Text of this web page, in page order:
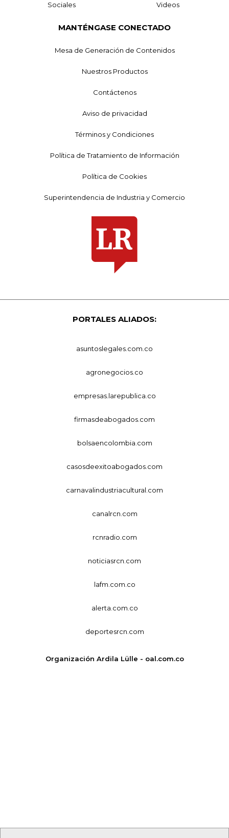
Sociales Videos
MANTÉNGASE CONECTADO
Mesa de Generación de Contenidos
Nuestros Productos
Contáctenos
Aviso de privacidad
Términos y Condiciones
Política de Tratamiento de Información
Política de Cookies
Superintendencia de Industria y Comercio
PORTALES ALIADOS:
asuntoslegales.com.co
agronegocios.co
empresas.larepublica.co
firmasdeabogados.com
bolsaencolombia.com
casosdeexitoabogados.com
carnavalindustriacultural.com
canalrcn.com
rcnradio.com
noticiasrcn.com
lafm.com.co
alerta.com.co
deportesrcn.com
Organización Ardila Lülle - oal.com.co